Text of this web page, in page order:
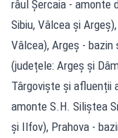
râul Șercaia - amonte
Sibiu, Vâlcea și
Vâlcea), Argeș - bazin
(județele: Argeș și
Târgoviște și afluenții
amonte S.H. Siliștea
și Ilfov), Prahova -